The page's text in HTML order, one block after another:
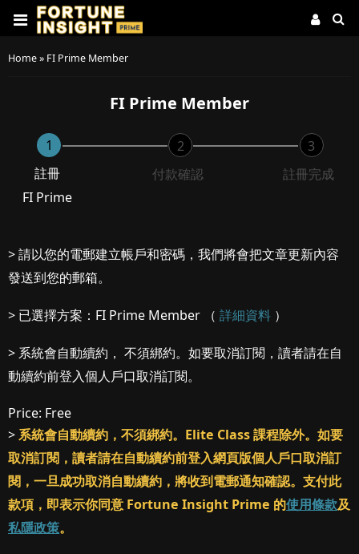
Home» FI Prime Member
FI Prime Member
1
註冊
FI Prime
2
付款確認
3
註冊完成
> 請以您的電郵建立帳戶和密碼，我們將會把文章更新內容
發送到您的郵箱。
> 已選擇方案：FI Prime Member （ 詳細資料 ）
> 系統會自動續約， 不須綁約。如要取消訂閱，讀者請在自
動續約前登入個人戶口取消訂閱。
Price: Free
>系統會自動續約，不須綁約。Elite Class 課程除外。如要
取消訂閱，讀者請在自動續約前登入網頁版個人戶口取消訂
閱，一旦成功取消自動續約，將收到電郵通知確認。支付此
款項，即表示你同意 Fortune Insight Prime 的使用條款及
私隱政策。